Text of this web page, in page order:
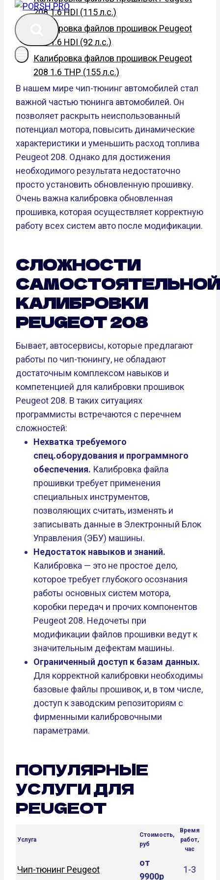
208 1.6 HDI (115 л.с.)
Калибровка файлов прошивок Peugeot
208 1.6 HDI (92 л.с.)
Калибровка файлов прошивок Peugeot
208 1.6 THP (155 л.с.)
В нашем мире чип-тюнинг автомобилей стал
важной частью тюнинга автомобилей. Он
позволяет раскрыть неиспользованный
потенциал мотора, повысить динамические
характеристики и уменьшить расход топлива
Peugeot 208. Однако для достижения
необходимого результата недостаточно
просто установить обновленную прошивку.
Очень важна калибровка обновленная
прошивка, которая осуществляет корректную
работу всех систем авто после модификации.
СЛОЖНОСТИ
САМОСТОЯТЕЛЬНОЙ
КАЛИБРОВКИ
PEUGEOT 208
Бывает, автосервисы, которые предлагают
работы по чип-тюнингу, не обладают
достаточным комплексом навыков и
компетенцией для калибровки прошивок
Peugeot 208. В таких ситуациях
программисты встречаются с перечнем
сложностей:
Нехватка требуемого
спец.оборудования и программного
обеспечения. Калибровка файла
прошивки требует применения
специальных инструментов,
позволяющих считать, изменять и
записывать данные в Электронный Блок
Управления (ЭБУ) машины.
Недостаток навыков и знаний.
Калибровка — это не простое дело,
которое требует глубокого осознания
работы основных систем мотора,
коробки передач и прочих компонентов
Peugeot 208. Недочеты при
модификации файлов прошивки ведут к
значительным дефектам машины.
Ограниченный доступ к базам данных.
Для корректной калибровки необходимы
базовые файлы прошивок, и, в том числе,
доступ к заводским репозиториям с
фирменными калибровочными
параметрами.
ПОПУЛЯРНЫЕ
УСЛУГИ ДЛЯ
PEUGEOT
Услуга
Стоимость,
руб
Время
работ,
час
Чип-тюнинг Peugeot
от
9900р
1-3